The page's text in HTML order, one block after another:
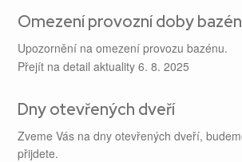
Omezení provozní doby
Upozornění na omezení provozu bazénu.
Přejít na detail aktuality 6. 8. 2025
Dny otevřených dveří
Zveme Vás na dny otevřených dveří,
přijdete.